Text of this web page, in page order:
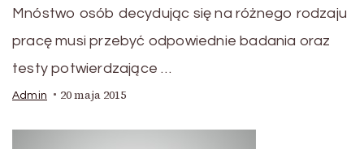
Mnóstwo osób decydując się na różnego rodzaju
pracę musi przebyć odpowiednie badania oraz
testy potwierdzające …
Admin 20 maja 2015